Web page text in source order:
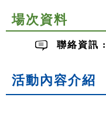
場次資料
聯絡資訊 :
活動內容介紹